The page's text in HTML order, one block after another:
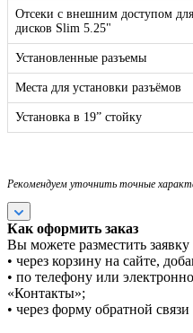
Отсеки с внешним доступом для
дисков Slim 5.25"
Установленные разъемы
Места для установки разъёмов
Установка в 19” стойку
Рекомендуем уточнить точные
Как оформить заказ
Вы можете разместить
• через корзину на сайте,
• по телефону или
«Контакты»;
• через форму обратной